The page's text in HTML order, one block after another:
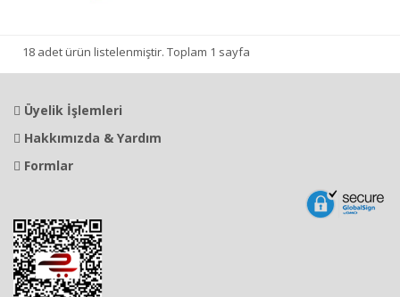
18 adet ürün listelenmiştir. Toplam 1 sayfa
Üyelik İşlemleri
Hakkımızda & Yardım
Formlar